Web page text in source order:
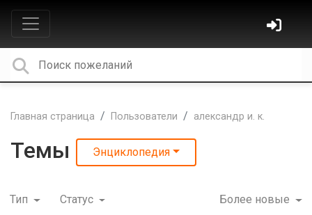
Главная страница Пользователи александр и. к.
Темы Энциклопедия
Тип Статус Более новые